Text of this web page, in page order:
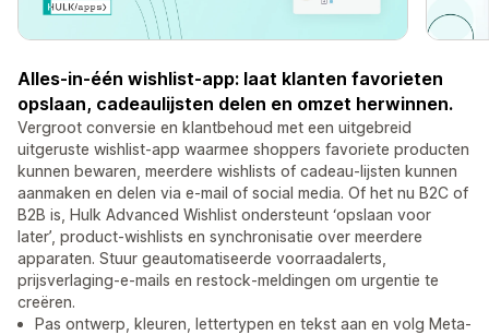
Alles‑in‑één wishlist‑app: laat klanten favorieten
opslaan, cadeaulijsten delen en omzet herwinnen.
Vergroot conversie en klantbehoud met een uitgebreid
uitgeruste wishlist‑app waarmee shoppers favoriete producten
kunnen bewaren, meerdere wishlists of cadeau‑lijsten kunnen
aanmaken en delen via e‑mail of social media. Of het nu B2C of
B2B is, Hulk Advanced Wishlist ondersteunt ‘opslaan voor
later’, product‑wishlists en synchronisatie over meerdere
apparaten. Stuur geautomatiseerde voorraadalerts,
prijsverlaging‑e‑mails en restock‑meldingen om urgentie te
creëren.
Pas ontwerp, kleuren, lettertypen en tekst aan en volg Meta-